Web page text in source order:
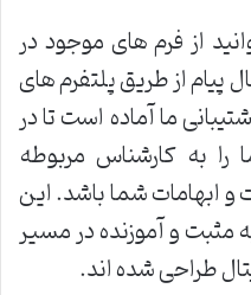
از فرم های موجود در
پیام از طریق پلتفرم های
ما آماده است تا در
را به کارشناس مربوطه
ابهامات شما باشد. این
و آموزنده در مسیر
طراحی شده اند.